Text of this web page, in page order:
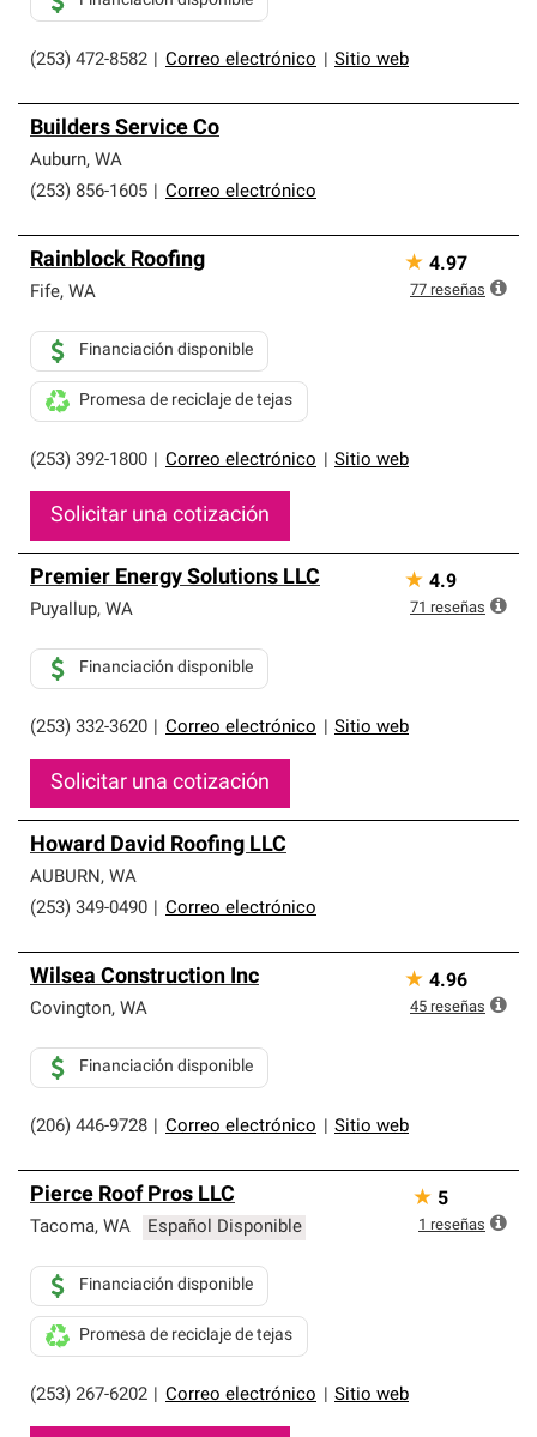
(253) 472-8582 Correo electrónico Sitio web
Builders Service Co
Auburn, WA
(253) 856-1605
Correo electrónico
Rainblock Roofing
Fife, WA
(253) 392-1800 Correo electrónico Sitio web
Financiación disponible
Promesa de reciclaje de tejas
Solicitar una cotización
★ 4.97
77 reseñas
Premier Energy Solutions LLC
Puyallup, WA
(253) 332-3620 Correo electrónico Sitio web
Financiación disponible
Solicitar una cotización
★ 4.9
71 reseñas
Howard David Roofing LLC
AUBURN, WA
(253) 349-0490
Correo electrónico
Wilsea Construction Inc
Covington, WA
(206) 446-9728 Correo electrónico Sitio web
Financiación disponible
★ 4.96
45 reseñas
Pierce Roof Pros LLC
Tacoma, WA Español Disponible
(253) 267-6202 Correo electrónico Sitio web
Financiación disponible
Promesa de reciclaje de tejas
★ 5
1 reseñas